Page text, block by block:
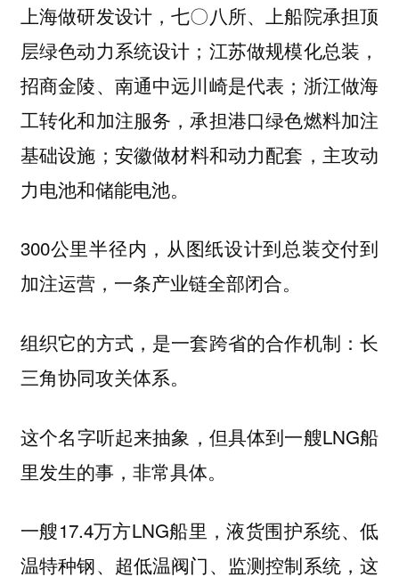
上海做研发设计，七〇八所、上船院承担顶
层绿色动力系统设计；江苏做规模化总装，
招商金陵、南通中远川崎是代表；浙江做海
工转化和加注服务，承担港口绿色燃料加注
基础设施；安徽做材料和动力配套，主攻动
力电池和储能电池。
300公里半径内，从图纸设计到总装交付到
加注运营，一条产业链全部闭合。
组织它的方式，是一套跨省的合作机制：长
三角协同攻关体系。
这个名字听起来抽象，但具体到一艘LNG船
里发生的事，非常具体。
一艘17.4万方LNG船里，液货围护系统、低
温特种钢、超低温阀门、监测控制系统，这